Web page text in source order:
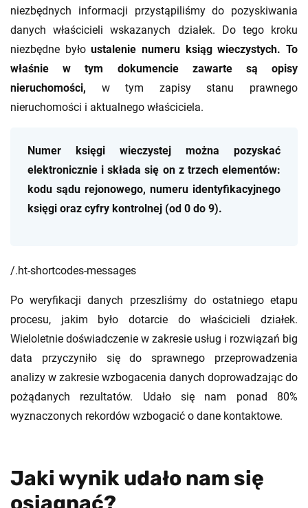
niezbędnych informacji przystąpiliśmy do pozyskiwania
danych właścicieli wskazanych działek. Do tego kroku
niezbędne byłoustalenie numeru ksiąg wieczystych. To
właśnie w tym dokumencie zawarte są opisy
nieruchomości, w tym
zapisy stanu prawnego
nieruchomości i aktualnego właściciela.
Numer księgi wieczystej można pozyskać
elektronicznie i składa się on z trzech elementów:
kodu sądu rejonowego, numeru identyfikacyjnego
księgi oraz cyfry kontrolnej (od 0 do 9).
/.ht-shortcodes-messages
Po weryfikacji danych przeszliśmy do ostatniego etapu
procesu, jakim było dotarcie do właścicieli działek.
Wieloletnie doświadczenie w zakresie usług i rozwiązań big
data przyczyniło się do sprawnego przeprowadzenia
analizy w zakresie wzbogacenia danych doprowadzając do
pożądanych rezultatów. Udało się nam ponad 80%
wyznaczonych rekordów wzbogacić o dane kontaktowe.
Jaki wynik udało nam się
osiągnąć?